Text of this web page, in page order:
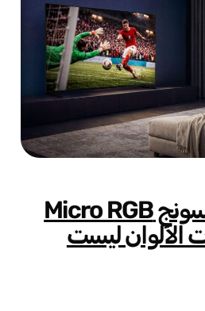
تلفزيونات سامسونج Micro RGB
الألوان ليست